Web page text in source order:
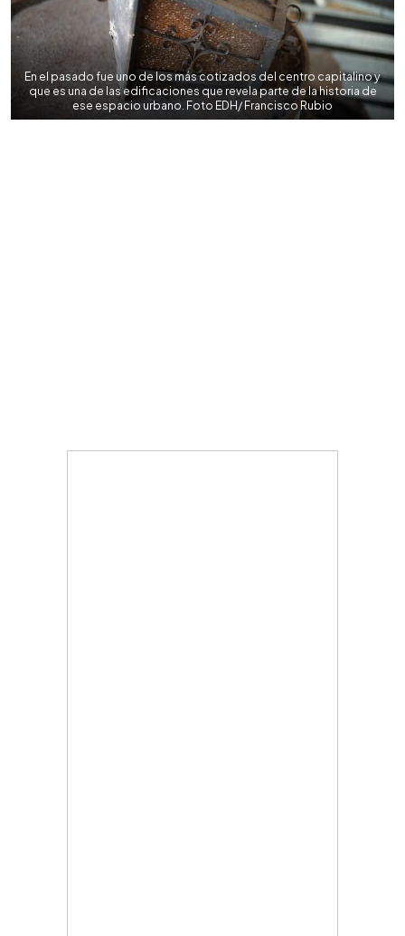
En el pasado fue uno de los más cotizados del centro capitalino y
que es una de las edificaciones que revela parte de la historia de
ese espacio urbano. Foto EDH/ Francisco Rubio